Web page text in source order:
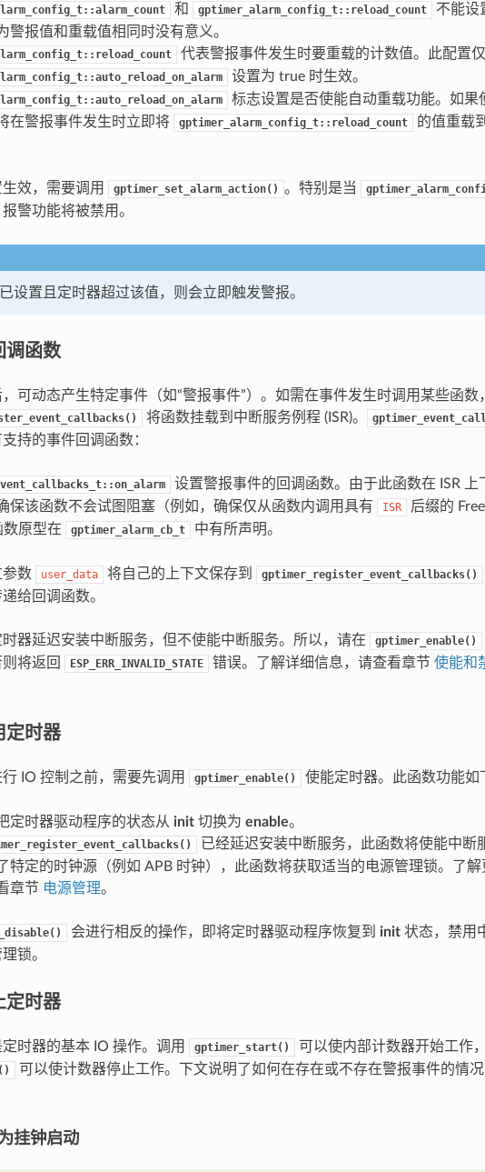
和 gptimer_alarm_config_t::reload_count
不能设
警报值和重载值相同时没有意义。
代表警报事件发生时要重载的计数值。此配置
设置为 true 时生效。
标志设置是否使能自动重载功能。如果
在警报事件发生时立即将
gptimer_alarm_config_t::reload_count
的值重载
效，需要调用 gptimer_set_alarm_action() 。特别是当
报警功能将被禁用。
设置且定时器超过该值，则会立即触发警报。
调函数
可动态产生特定事件（如“警报事件”）。如需在事件发生时调用某些函数
将函数挂载到中断服务例程 (ISR)。
持的事件回调函数：
设置警报事件的回调函数。由于此函数在 ISR 上
保该函数不会试图阻塞（例如，确保仅从函数内调用具有
ISR
后缀的
数原型在
gptimer_alarm_cb_t 中有所声明。
参数 user_data 将自己的上下文保存到 gptimer_register_event_callbacks()
给回调函数。
器延迟安装中断服务，但不使能中断服务。所以，请在 gptimer_enable()
将返回
ESP_ERR_INVALID_STATE 错误。了解详细信息，请查看章节 使能和
定时器
IO 控制之前，需要先调用 gptimer_enable() 使能定时器。此函数功能如
定时器驱动程序的状态从 init切换为 enable。
已经延迟安装中断服务，此函数将使能中断
特定的时钟源（例如 APB 时钟），此函数将获取适当的电源管理锁。了解
章节 电源管理。
会进行相反的操作，即将定时器驱动程序恢复到 init状态，禁用
锁。
定时器
时器的基本 IO 操作。调用 gptimer_start() 可以使内部计数器开始工作
可以使计数器停止工作。下文说明了如何在存在或不存在警报事件的情
挂钟启动